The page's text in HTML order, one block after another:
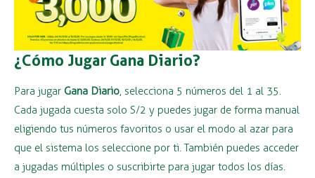
¿Cómo Jugar Gana Diario?
Para jugar Gana Diario, selecciona 5 números del 1 al 35.
Cada jugada cuesta solo S/2 y puedes jugar de forma manual
eligiendo tus números favoritos o usar el modo al azar para
que el sistema los seleccione por ti. También puedes acceder
a jugadas múltiples o suscribirte para jugar todos los días.